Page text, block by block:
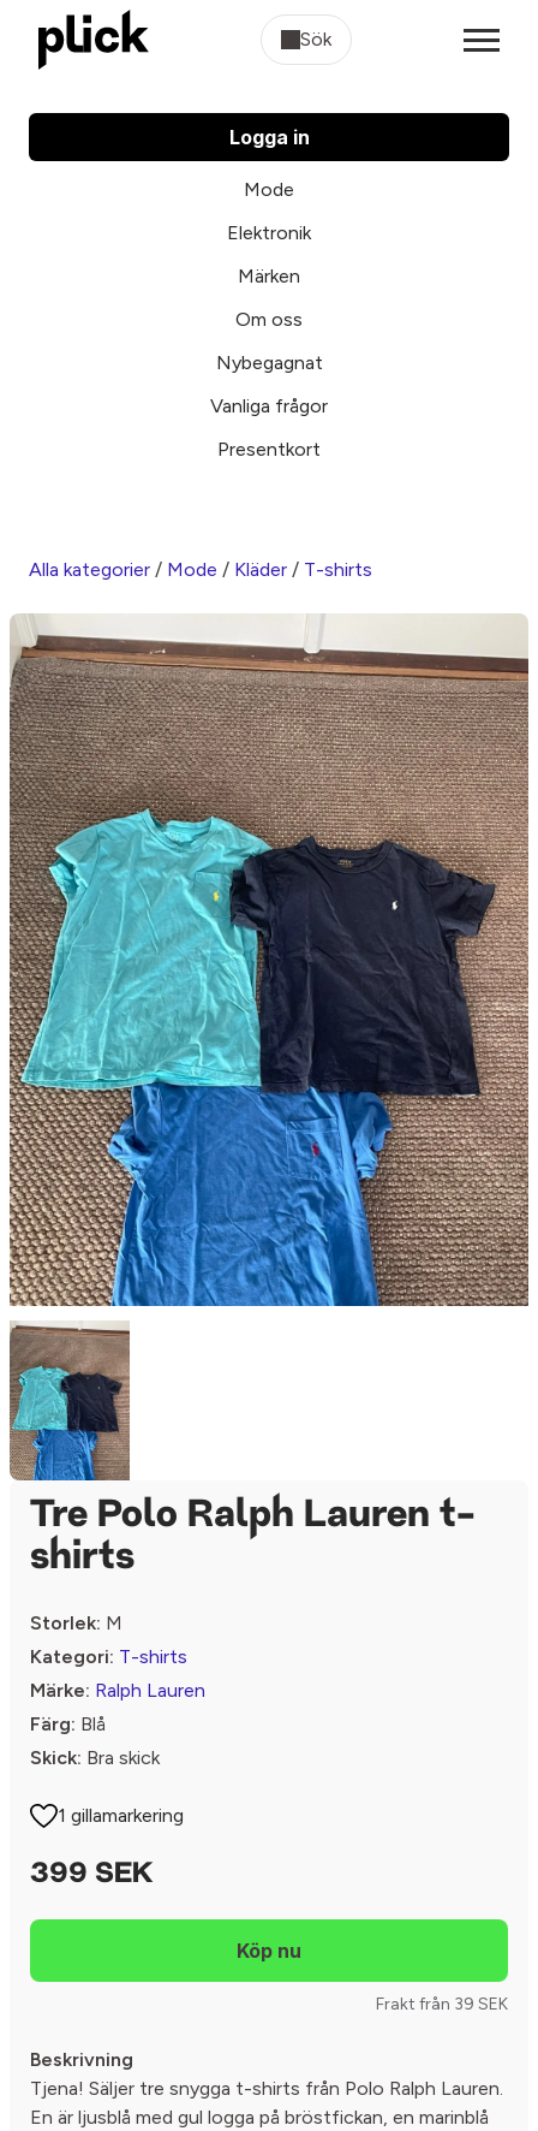
Sök
Logga in
Mode
Elektronik
Märken
Om oss
Nybegagnat
Vanliga frågor
Presentkort
Alla kategorier / Mode / Kläder / T-shirts
Tre Polo Ralph Lauren t-
shirts
Storlek: M
Kategori: T-shirts
Märke: Ralph Lauren
Färg: Blå
Skick: Bra skick
1 gillamarkering
399 SEK
Frakt från 39 SEK
Beskrivning
Tjena! Säljer tre snygga t-shirts från Polo Ralph Lauren.
En är ljusblå med gul logga på bröstfickan, en marinblå